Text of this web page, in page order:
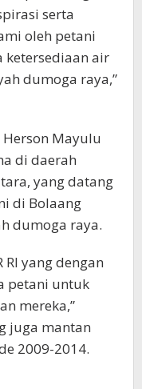
serta
oleh petani
ketersediaan air
dumoga raya,”
Mayulu
di daerah
yang datang
di Bolaang
dumoga raya.
RI yang dengan
petani untuk
mereka,”
juga mantan
2009-2014.